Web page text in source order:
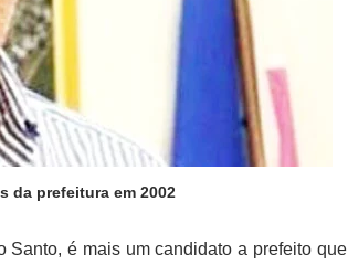
da prefeitura em 2002
Santo, é mais um candidato a prefeito que